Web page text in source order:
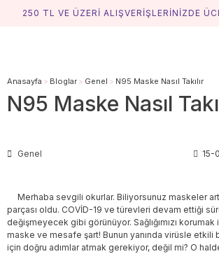
250 TL VE ÜZERİ ALIŞVERİŞLERİNİZDE
Anasayfa Bloglar Genel N95 Maske Nasıl Takılır
N95 Maske Nasıl
Genel 15-
Merhaba sevgili okurlar. Biliyorsunuz maskeler
parçası oldu. COVİD-19 ve türevleri devam ettiği
değişmeyecek gibi görünüyor. Sağlığımızı
maske ve mesafe şart! Bunun yanında virüsle etkili
için doğru adımlar atmak gerekiyor, değil mi? O